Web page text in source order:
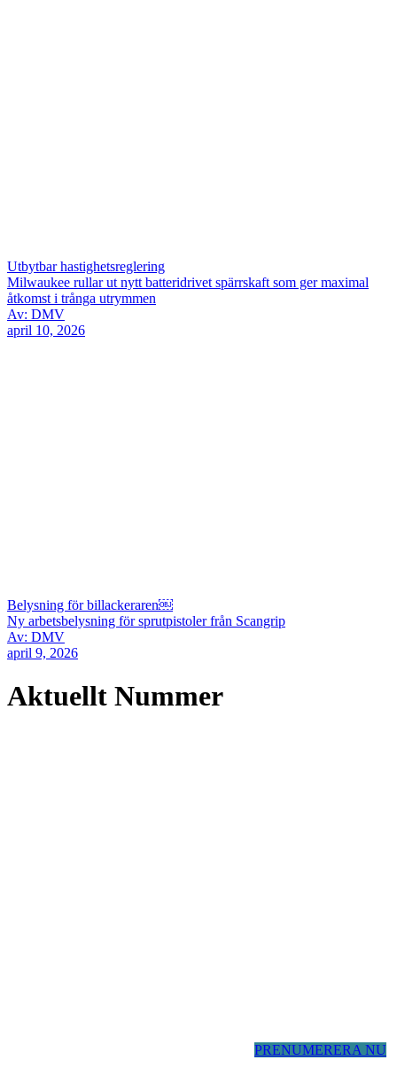
Utbytbar hastighetsreglering
Milwaukee rullar ut nytt batteridrivet spärrskaft som ger maximal
åtkomst i trånga utrymmen
Av: DMV
april 10, 2026
Belysning för billackeraren￼
Ny arbetsbelysning för sprutpistoler från Scangrip
Av: DMV
april 9, 2026
Aktuellt Nummer
PRENUMERERA NU